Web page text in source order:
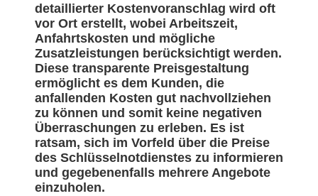
detaillierter Kostenvoranschlag wird oft
vor Ort erstellt, wobei Arbeitszeit,
Anfahrtskosten und mögliche
Zusatzleistungen berücksichtigt werden.
Diese transparente Preisgestaltung
ermöglicht es dem Kunden, die
anfallenden Kosten gut nachvollziehen
zu können und somit keine negativen
Überraschungen zu erleben. Es ist
ratsam, sich im Vorfeld über die Preise
des Schlüsselnotdienstes zu informieren
und gegebenenfalls mehrere Angebote
einzuholen.